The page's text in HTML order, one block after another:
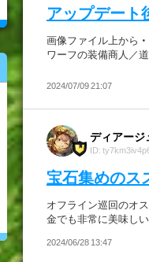
アップデート
画像ファイル上から
ワーフの装備商人／
2024/07/09 21:07
ディアージ
ID:
宝石集めのス
オフライン巡回のオ
金でも非常に美味し
2024/06/28 13:47